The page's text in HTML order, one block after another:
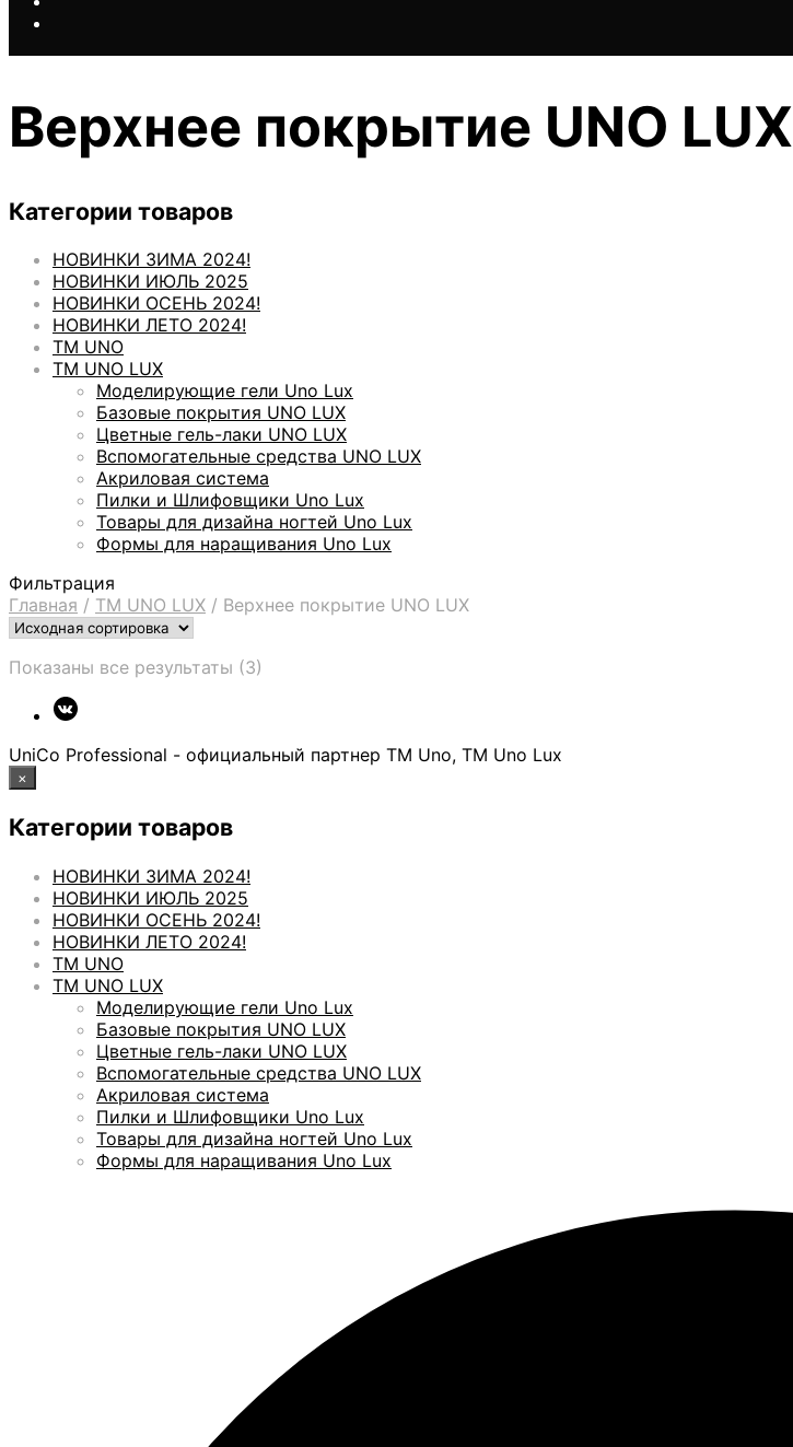
Верхнее покрытие UNO LUX
Категории товаров
НОВИНКИ ЗИМА 2024!
НОВИНКИ ИЮЛЬ 2025
НОВИНКИ ОСЕНЬ 2024!
НОВИНКИ ЛЕТО 2024!
ТМ UNO
ТМ UNO LUX
Моделирующие гели Uno Lux
Базовые покрытия UNO LUX
Цветные гель-лаки UNO LUX
Вспомогательные средства UNO LUX
Акриловая система
Пилки и Шлифовщики Uno Lux
Товары для дизайна ногтей Uno Lux
Формы для наращивания Uno Lux
Фильтрация
Главная / ТМ UNO LUX / Верхнее покрытие UNO LUX
Показаны все результаты (3)
UniCo Professional - официальный партнер ТМ Uno, ТМ Uno Lux
×
Категории товаров
НОВИНКИ ЗИМА 2024!
НОВИНКИ ИЮЛЬ 2025
НОВИНКИ ОСЕНЬ 2024!
НОВИНКИ ЛЕТО 2024!
ТМ UNO
ТМ UNO LUX
Моделирующие гели Uno Lux
Базовые покрытия UNO LUX
Цветные гель-лаки UNO LUX
Вспомогательные средства UNO LUX
Акриловая система
Пилки и Шлифовщики Uno Lux
Товары для дизайна ногтей Uno Lux
Формы для наращивания Uno Lux